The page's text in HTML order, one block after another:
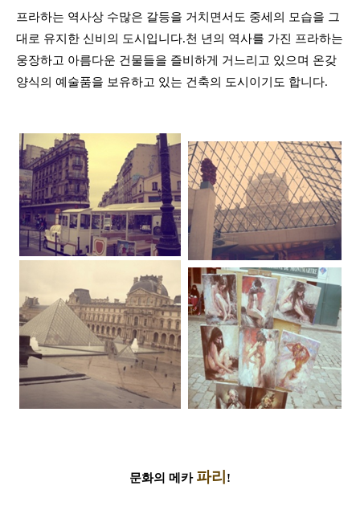
프라하는 역사상 수많은 갈등을 거치면서도 중세의 모습을 그
대로 유지한 신비의 도시입니다.천 년의 역사를 가진 프라하는
웅장하고 아름다운 건물들을 즐비하게 거느리고 있으며 온갖
양식의 예술품을 보유하고 있는 건축의 도시이기도 합니다.
문화의 메카 파리 !